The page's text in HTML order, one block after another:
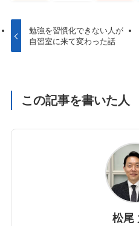
勉強を習慣化できない人が
自習室に来て変わった話
この記事を書いた人
松尾